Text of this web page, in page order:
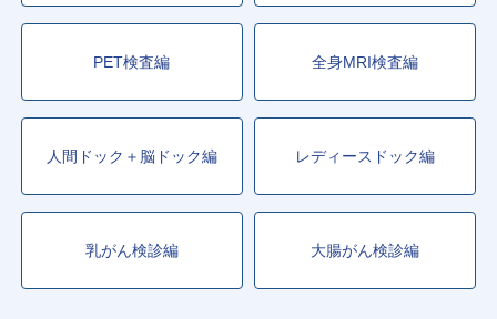
PET検査編 全身MRI検査編
人間ドック＋脳ドック編 レディースドック編
乳がん検診編 大腸がん検診編